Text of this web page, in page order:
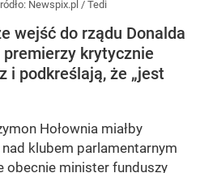
Newspix.pl / Tedi
wejść do rządu Donalda
krytycznie
i podkreślają, że „jest
Hołownia miałby
klubem parlamentarnym
obecnie minister funduszy